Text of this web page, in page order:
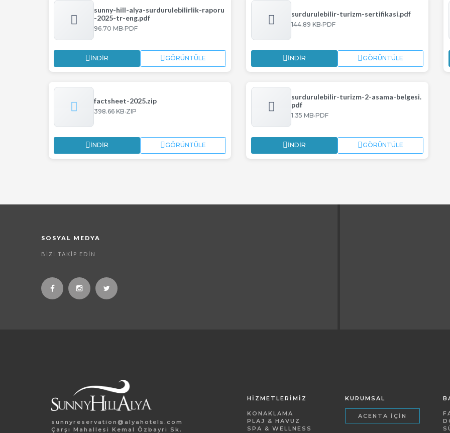
sunny-hill-alya-surdurulebilirlik-raporu
-2025-tr-eng.pdf
96.70 MB·PDF
İNDIR GÖRÜNTÜLE
surdurulebilir-turizm-sertifikasi.pdf
144.89 KB·PDF
İNDIR GÖRÜNTÜLE
factsheet-2025.zip
398.66 KB·ZIP
İNDIR GÖRÜNTÜLE
surdurulebilir-turizm-2-asama-belgesi.
pdf
1.35 MB·PDF
İNDIR GÖRÜNTÜLE
SOSYAL MEDYA
BIZI TAKIP EDIN
sunnyreservation@alyahotels.com
Çarşı Mahallesi Kemal Özbayri Sk.
HİZMETLERİMİZ
KONAKLAMA
PLAJ & HAVUZ
SPA & WELLNESS
KURUMSAL
ACENTA İÇIN